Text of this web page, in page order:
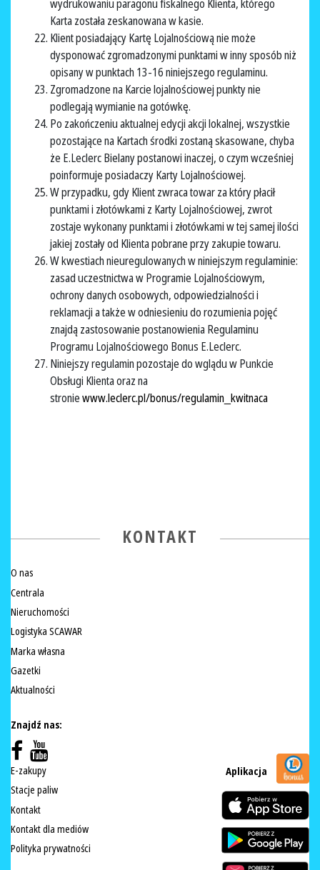
wydrukowaniu paragonu fiskalnego Klienta, którego
Karta została zeskanowana w kasie.
Klient posiadający Kartę Lojalnościową nie może
dysponować zgromadzonymi punktami w inny sposób niż
opisany w punktach 13-16 niniejszego regulaminu.
Zgromadzone na Karcie lojalnościowej punkty nie
podlegają wymianie na gotówkę.
Po zakończeniu aktualnej edycji akcji lokalnej, wszystkie
pozostające na Kartach środki zostaną skasowane, chyba
że E.Leclerc Bielany postanowi inaczej, o czym wcześniej
poinformuje posiadaczy Karty Lojalnościowej.
W przypadku, gdy Klient zwraca towar za który płacił
punktami i złotówkami z Karty Lojalnościowej, zwrot
zostaje wykonany punktami i złotówkami w tej samej ilości
jakiej zostały od Klienta pobrane przy zakupie towaru.
W kwestiach nieuregulowanych w niniejszym regulaminie:
zasad uczestnictwa w Programie Lojalnościowym,
ochrony danych osobowych, odpowiedzialności i
reklamacji a także w odniesieniu do rozumienia pojęć
znajdą zastosowanie postanowienia Regulaminu
Programu Lojalnościowego Bonus E.Leclerc.
Niniejszy regulamin pozostaje do wglądu w Punkcie
Obsługi Klienta oraz na
stroniewww.leclerc.pl/bonus/regulamin_kwitnaca
KONTAKT
O nas
Centrala
Nieruchomości
Logistyka SCAWAR
Marka własna
Gazetki
Aktualności
Znajdź nas:
E-zakupy
Stacje paliw
Kontakt
Kontakt dla mediów
Polityka prywatności
Aplikacja